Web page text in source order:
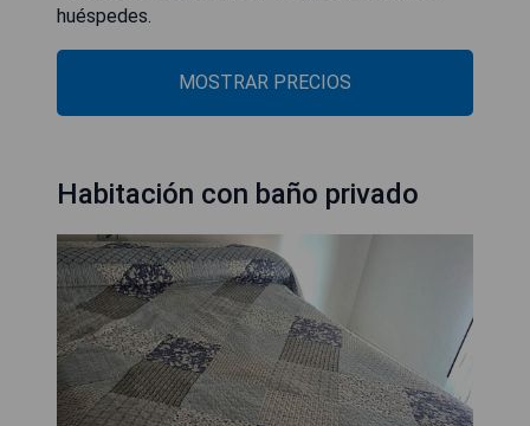
huéspedes.
MOSTRAR PRECIOS
Habitación con baño privado